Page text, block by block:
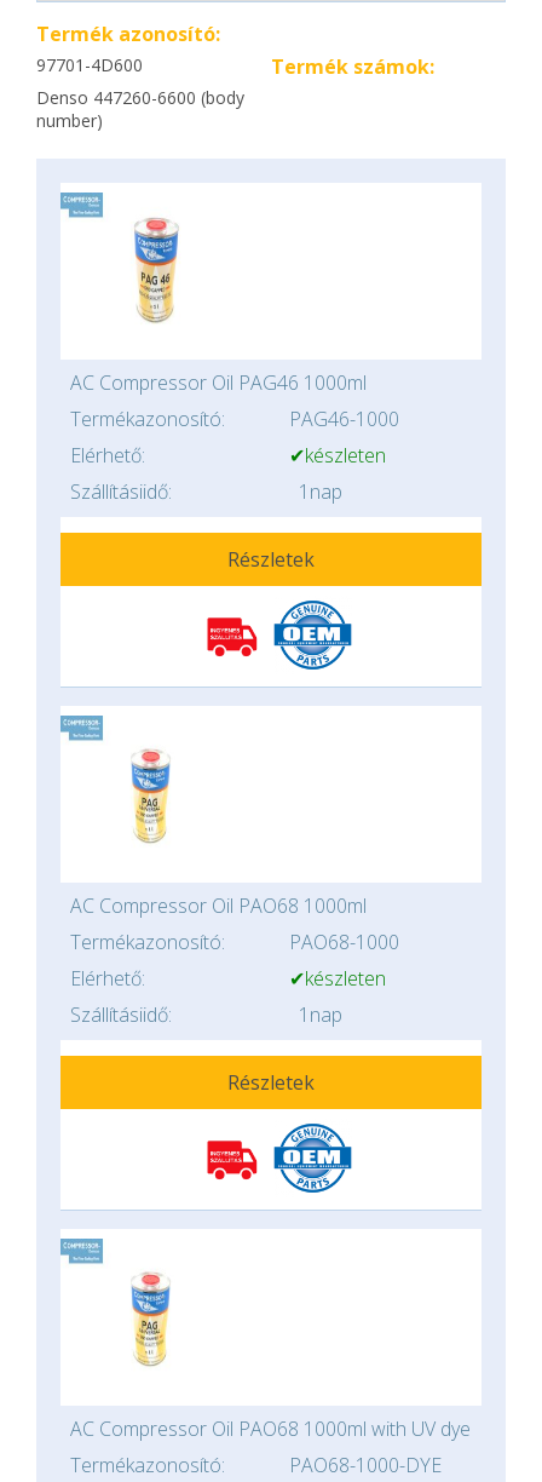
Termék azonosító:
97701-4D600 Termék számok:
Denso 447260-6600 (body
number)
AC Compressor Oil PAG46 1000ml
Termékazonosító:
PAG46-1000
Elérhető:
✔készleten
Szállításiidő:
1nap
Részletek
AC Compressor Oil PAO68 1000ml
Termékazonosító:
PAO68-1000
Elérhető:
✔készleten
Szállításiidő:
1nap
Részletek
AC Compressor Oil PAO68 1000ml with UV dye
Termékazonosító:
PAO68-1000-DYE